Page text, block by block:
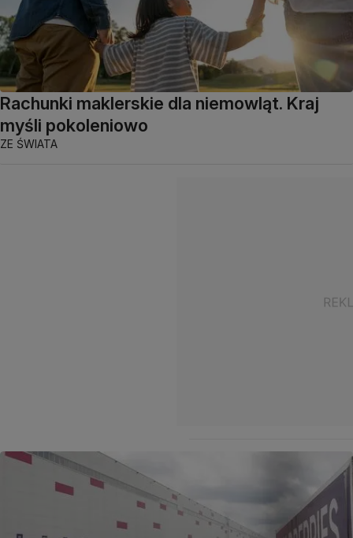
Rachunki maklerskie dla niemowląt. Kraj
myśli pokoleniowo
ZE ŚWIATA